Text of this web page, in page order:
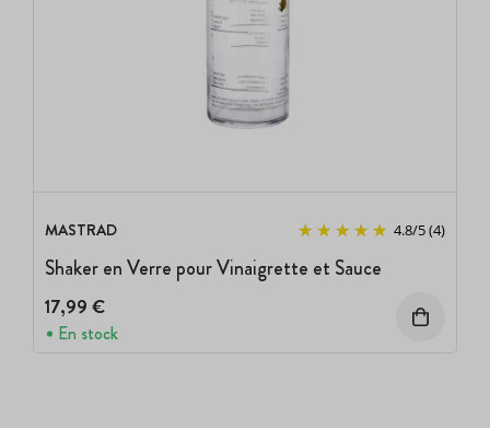
MASTRAD 4.8/5(4)
Shaker en Verre pour Vinaigrette et Sauce
17,99 €
En stock